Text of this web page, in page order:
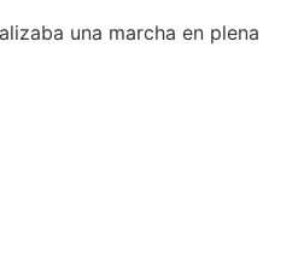
una marcha en plena